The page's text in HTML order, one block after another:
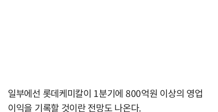
일부에선 롯데케미칼이 1분기에 800억원 이상의 영업
이익을 기록할 것이란 전망도 나온다.